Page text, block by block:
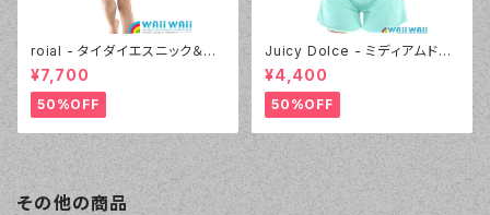
roial - タイダイエスニック＆デ
ニムプリント（24405 - 80:パー
プル）
¥7,700
50%OFF
Juicy Dolce - ミディアムドッ
ト（3405 - 60:グリーン）
¥4,400
50%OFF
その他の商品